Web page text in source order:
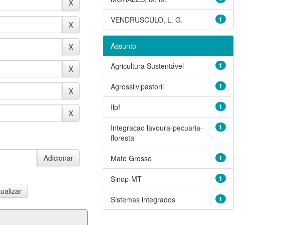
1
VENDRUSCULO, L. G.
Assunto
1
Agricultura Sustentável
1
Agrossilvipastoril
1
Ilpf
1
Integracao lavoura-pecuaria-
floresta
1
Mato Grosso
1
Sinop-MT
1
Sistemas integrados